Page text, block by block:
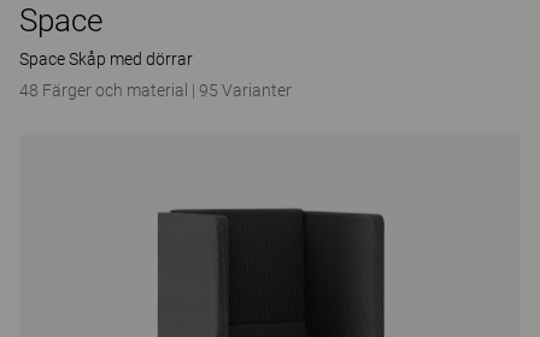
Space
Space Skåp med dörrar
48 Färger och material | 95 Varianter